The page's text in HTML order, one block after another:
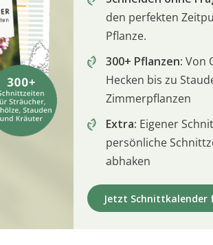
den perfekten
Pflanze.
300+ Pflanzen: Von
Hecken bis zu
Zimmerpflanzen
Extra: Eigener
persönliche
abhaken
Jetzt Schnittkalender